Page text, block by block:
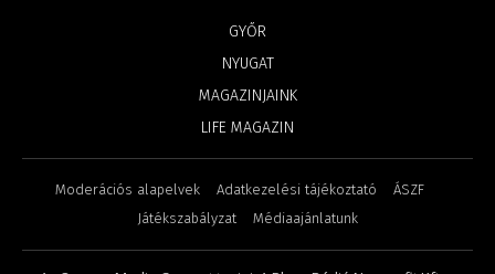
GYŐR
NYUGAT
MAGAZINJAINK
LIFE MAGAZIN
Moderációs alapelvek Adatkezelési tájékoztató
ÁSZF
Játékszabályzat
Médiaajánlatunk